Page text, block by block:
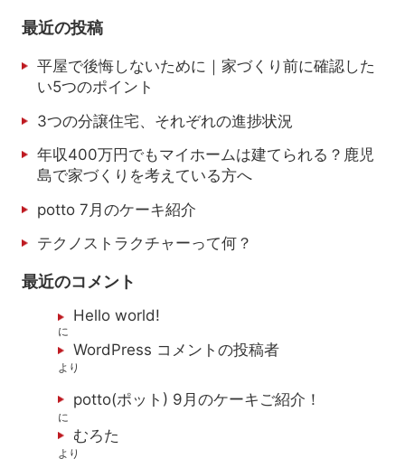
最近の投稿
平屋で後悔しないために｜家づくり前に確認した
い5つのポイント
3つの分譲住宅、それぞれの進捗状況
年収400万円でもマイホームは建てられる？鹿児
島で家づくりを考えている方へ
potto 7月のケーキ紹介
テクノストラクチャーって何？
最近のコメント
Hello world!
に
WordPress コメントの投稿者
より
potto(ポット) 9月のケーキご紹介！
に
むろた
より